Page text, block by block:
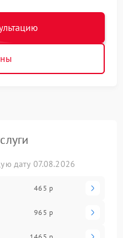
дату 07.08.2026
465 р
965 р